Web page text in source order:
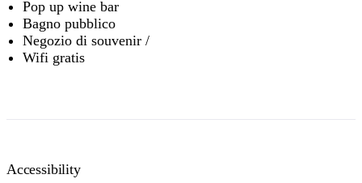
Pop up wine bar
Bagno pubblico
Negozio di souvenir /
Wifi gratis
Accessibility